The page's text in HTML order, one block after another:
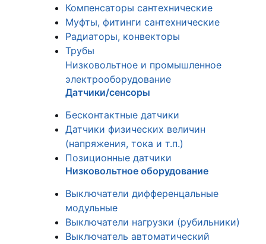
Компенсаторы сантехнические
Муфты, фитинги сантехнические
Радиаторы, конвекторы
Трубы
Низковольтное и промышленное
электрооборудование
Датчики/сенсоры
Бесконтактные датчики
Датчики физических величин
(напряжения, тока и т.п.)
Позиционные датчики
Низковольтное оборудование
Выключатели дифференцальные
модульные
Выключатели нагрузки (рубильники)
Выключатель автоматический